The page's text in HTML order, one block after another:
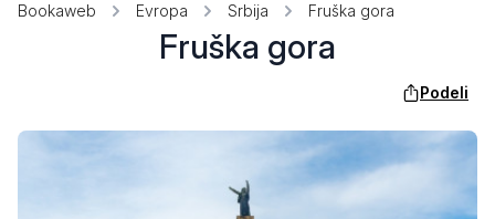
Bookaweb Evropa Srbija Fruška gora
Fruška gora
Podeli